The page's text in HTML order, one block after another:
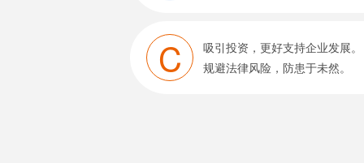
C
吸引投资，更好支持企业发展。
规避法律风险，防患于未然。